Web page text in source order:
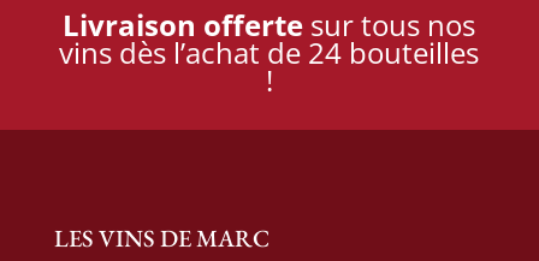
Livraison offerte sur tous nos
vins dès l’achat de 24 bouteilles
!
LES VINS DE MARC